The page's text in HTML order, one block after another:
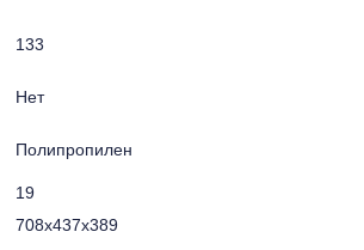
133
Нет
Полипропилен
19
708x437x389